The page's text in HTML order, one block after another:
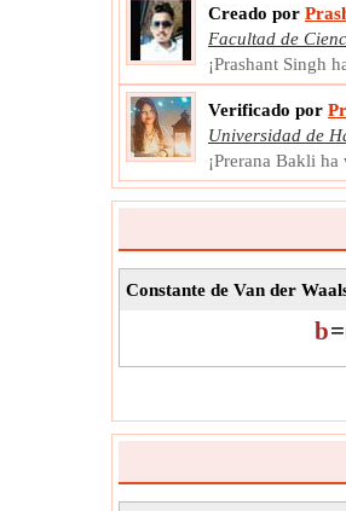
Creado por
Facultad de
¡Prashant Singh
Verificado por
Universidad de
¡Prerana Bakli
Constante de Van der
b=